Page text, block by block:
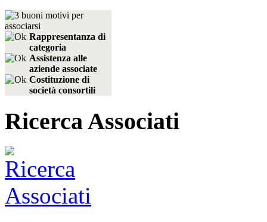
Rappresentanza di
categoria
Assistenza alle
aziende associate
Costituzione di
società consortili
Ricerca Associati